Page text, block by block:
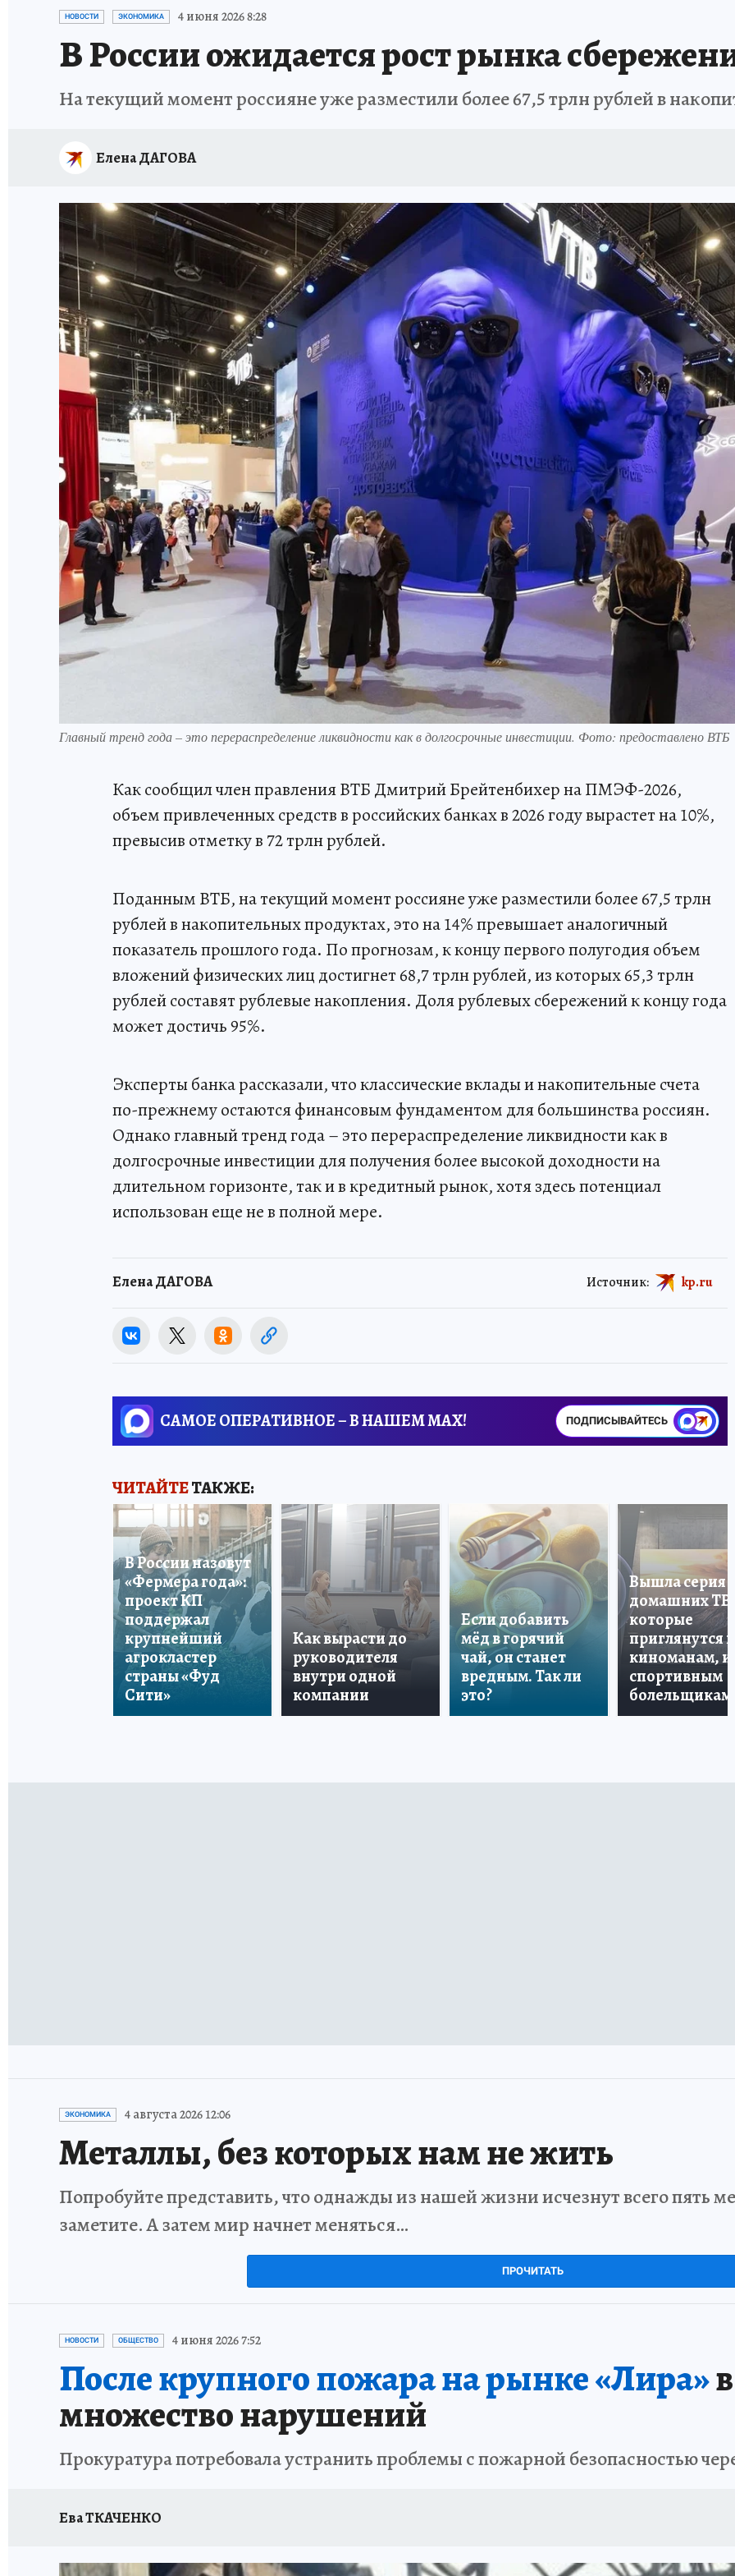
ЗАПОВЕДНАЯ РОССИЯ
НОВОСТИ ЭКОНОМИКА 4 июня 2026 8:28
В России ожидается рост рынка
На текущий момент россияне уже разместили более 67,5 трлн рублей в
Елена ДАГОВА
Главный тренд года – это перераспределение ликвидности как в долгосрочные инвестиции. Фото: предоставлено ВТБ
Как сообщил член правления ВТБ Дмитрий Брейтенбихер на ПМЭФ-2026,
объем привлеченных средств в российских банках в 2026 году вырастет на 10%,
превысив отметку в 72 трлн рублей.
Поданным ВТБ, на текущий момент россияне уже разместили более 67,5 трлн
рублей в накопительных продуктах, это на 14% превышает аналогичный
показатель прошлого года. По прогнозам, к концу первого полугодия объем
вложений физических лиц достигнет 68,7 трлн рублей, из которых 65,3 трлн
рублей составят рублевые накопления. Доля рублевых сбережений к концу года
может достичь 95%.
Эксперты банка рассказали, что классические вклады и накопительные счета
по-прежнему остаются финансовым фундаментом для большинства россиян.
Однако главный тренд года – это перераспределение ликвидности как в
долгосрочные инвестиции для получения более высокой доходности на
длительном горизонте, так и в кредитный рынок, хотя здесь потенциал
использован еще не в полной мере.
Елена ДАГОВА Источник: kp.ru
САМОЕ ОПЕРАТИВНОЕ – В НАШЕМ MAX! ПОДПИСЫВАЙТЕСЬ
ЧИТАЙТЕТАКЖЕ:
В России назовут
«Фермера года»:
проект КП
поддержал
крупнейший
агрокластер
страны «Фуд
Сити»
Как вырасти до
руководителя
внутри одной
компании
Если добавить
мёд в горячий
чай, он станет
вредным. Так ли
это?
Вышла серия
домашних ТВ,
которые
приглянутся и
киноманам, и
спортивным
болельщикам
ЭКОНОМИКА 4 августа 2026 12:06
Металлы, без которых нам не жить
Попробуйте представить, что однажды из нашей жизни исчезнут всего пять
заметите. А затем мир начнет меняться…
ПРОЧИТАТЬ
НОВОСТИ ОБЩЕСТВО 4 июня 2026 7:52
После крупного пожара на рынке «Лира»
множество нарушений
Прокуратура потребовала устранить проблемы с пожарной безопасностью
Ева ТКАЧЕНКО